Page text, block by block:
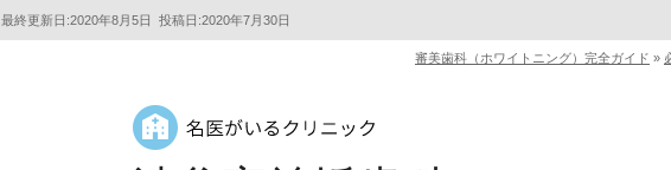
最終更新日:2020年8月5日 投稿日:2020年7月30日
審美歯科（ホワイトニング）完全ガイド »